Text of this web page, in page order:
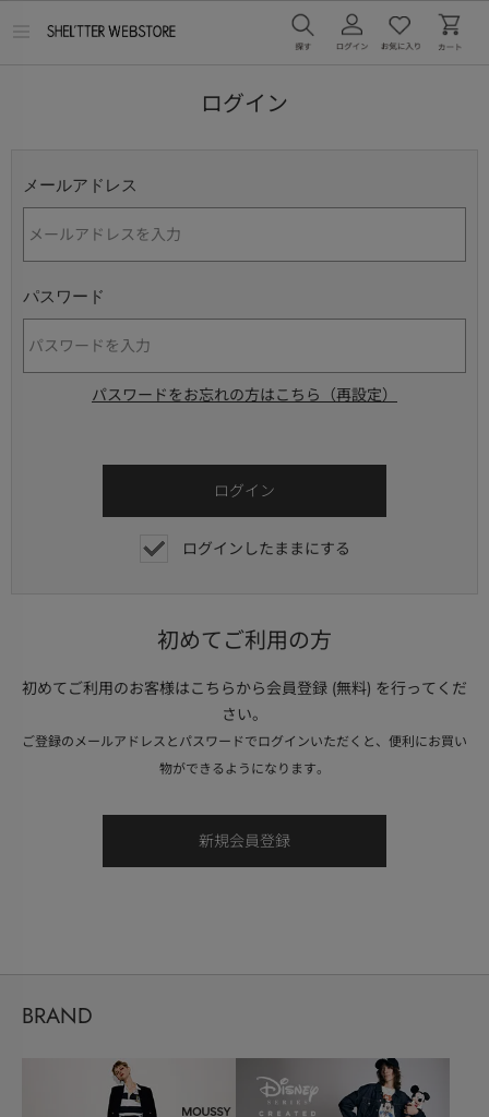
ログイン
メールアドレス
パスワード
パスワードをお忘れの方はこちら（再設定）
ログインしたままにする
初めてご利用の方
初めてご利用のお客様はこちらから会員登録 (無料) を行ってくだ
さい。
ご登録のメールアドレスとパスワードでログインいただくと、便利にお買い
物ができるようになります。
BRAND